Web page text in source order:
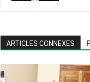
ARTICLES CONNEXES